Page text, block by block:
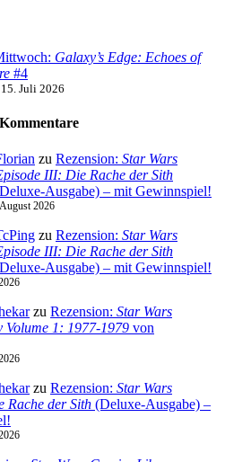
Galaxy’s Edge: Echoes of
#4
Juli 2026
zu Rezension: Star Wars
III: Die Rache der Sith
Ausgabe) – mit Gewinnspiel!
2026
zu Rezension: Star Wars
III: Die Rache der Sith
Ausgabe) – mit Gewinnspiel!
zu Rezension: Star Wars
Volume 1: 1977-1979 von
zu Rezension: Star Wars
Rache der Sith (Deluxe-Ausgabe) –